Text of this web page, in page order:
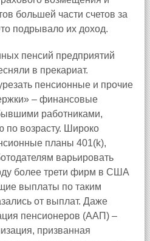
большей части счетов за
подрывало их доход.
пенсий предприятий
в прекариат.
пенсионные и прочие
– финансовые
работниками,
возрасту. Широко
планы 401(k),
варьировать
более трети фирм в США
выплаты по таким
от выплат. Даже
пенсионеров (ААП) –
призванная